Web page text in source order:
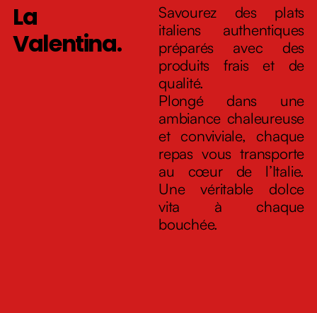
La
Valentina.
Savourez des plats
italiens authentiques
préparés avec des
produits frais et de
qualité.
Plongé dans une
ambiance chaleureuse
et conviviale, chaque
repas vous transporte
au cœur de l’Italie.
Une véritable dolce
vita à chaque
bouchée.